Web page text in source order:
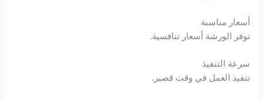
Hacklink Panel
Hacklink satın al
أسعار مناسبة
توفر الورشة أسعار تنافسية.
سرعة التنفيذ
تنفيذ العمل في وقت قصير.